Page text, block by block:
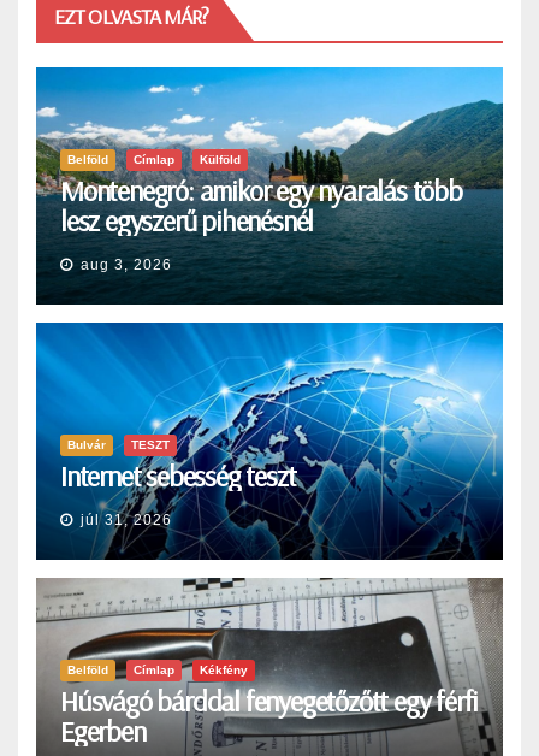
EZT OLVASTA MÁR?
Belföld Címlap Külföld
Montenegró: amikor egy nyaralás több
lesz egyszerű pihenésnél
aug 3, 2026
Bulvár TESZT
Internet sebesség teszt
júl 31, 2026
Belföld Címlap Kékfény
Húsvágó bárddal fenyegetőzőtt egy férfi
Egerben